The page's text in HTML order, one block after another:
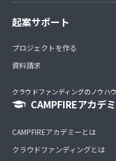
起案サポート
プロジェクトを作る
資料請求
クラウドファンディングのノウハ
CAMPFIREアカデ
CAMPFIREアカデミーとは
クラウドファンディングとは